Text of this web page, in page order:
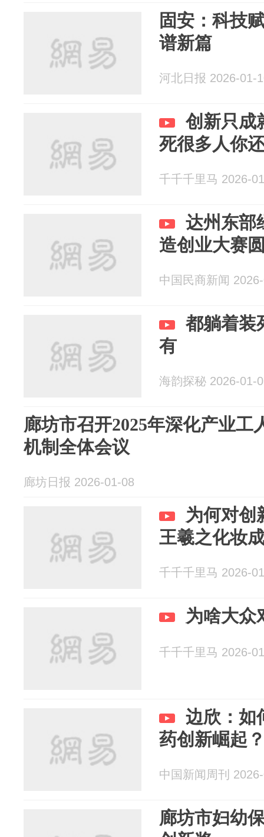
固安：科技
谱新篇
河北日报 2026-01-
创新只成
死很多人你
千千千里马 2026-
达州东部
造创业大赛
中国民商新闻
都躺着装
有
海韵探秘 2026-01-
廊坊市召开2025年深化产业工
机制全体会议
廊坊日报 2026-01-08
为何对创
王羲之化妆
千千千里马 2026-
为啥大众
千千千里马 2026-
边欣：如
药创新崛起
中国新闻周刊
廊坊市妇幼